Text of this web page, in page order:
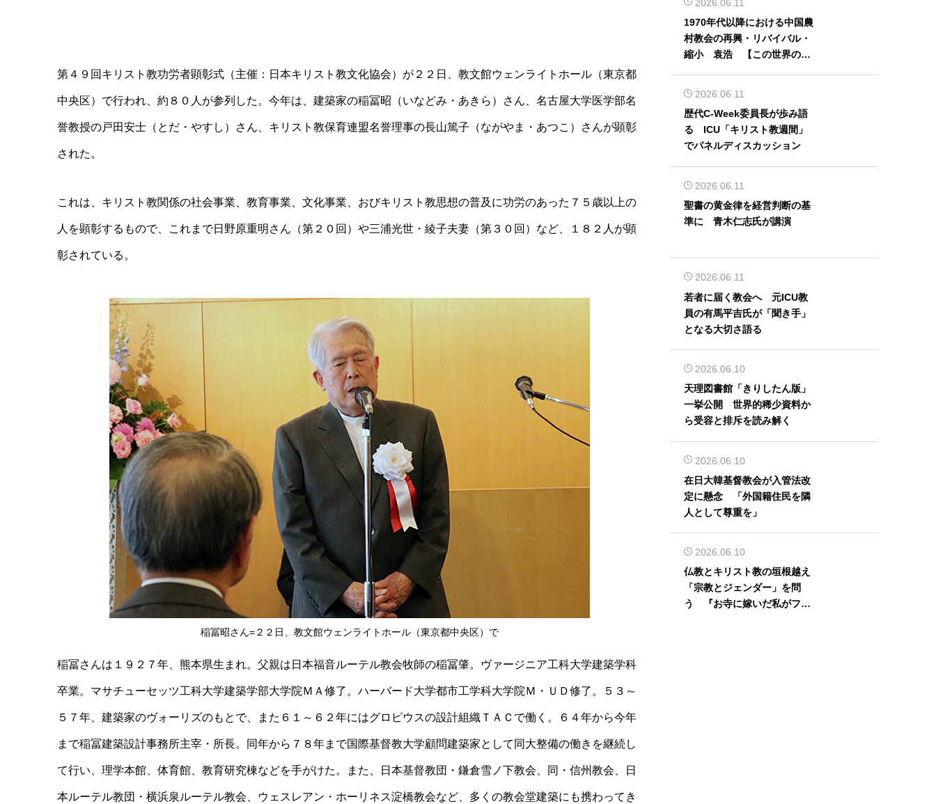
第４９回キリスト教功労者顕彰式（主催：日本キリスト教文化協会）が２２日、教文館ウェンライトホール（東京都
中央区）で行われ、約８０人が参列した。今年は、建築家の稲冨昭（いなどみ・あきら）さん、名古屋大学医学部名
誉教授の戸田安士（とだ・やすし）さん、キリスト教保育連盟名誉理事の長山篤子（ながやま・あつこ）さんが顕彰
された。
これは、キリスト教関係の社会事業、教育事業、文化事業、おびキリスト教思想の普及に功労のあった７５歳以上の
人を顕彰するもので、これまで日野原重明さん（第２０回）や三浦光世・綾子夫妻（第３０回）など、１８２人が顕
彰されている。
稲冨昭さん=２２日、教文館ウェンライトホール（東京都中央区）で
稲冨さんは１９２７年、熊本県生まれ。父親は日本福音ルーテル教会牧師の稲冨肇。ヴァージニア工科大学建築学科
卒業。マサチューセッツ工科大学建築学部大学院ＭＡ修了。ハーバード大学都市工学科大学院Ｍ・ＵＤ修了。５３～
５７年、建築家のヴォーリズのもとで、また６１～６２年にはグロピウスの設計組織ＴＡＣで働く。６４年から今年
まで稲冨建築設計事務所主宰・所長。同年から７８年まで国際基督教大学顧問建築家として同大整備の働きを継続し
て行い、理学本館、体育館、教育研究棟などを手がけた。また、日本基督教団・鎌倉雪ノ下教会、同・信州教会、日
本ルーテル教団・横浜泉ルーテル教会、ウェスレアン・ホーリネス淀橋教会など、多くの教会堂建築にも携わってき
2026.06.11
1970年代以降における中国農
村教会の再興・リバイバル・
縮小 袁浩 【この世界の片
2026.06.11
歴代C-Week委員長が歩み語
る ICU「キリスト教週間」
でパネルディスカッション
2026.06.11
聖書の黄金律を経営判断の基
準に 青木仁志氏が講演
2026.06.11
若者に届く教会へ 元ICU教
員の有馬平吉氏が「聞き手」
となる大切さ語る
2026.06.10
天理図書館「きりしたん版」
一挙公開 世界的稀少資料か
ら受容と排斥を読み解く
2026.06.10
在日大韓基督教会が入管法改
定に懸念 「外国籍住民を隣
人として尊重を」
2026.06.10
仏教とキリスト教の垣根越え
「宗教とジェンダー」を問
う 『お寺に嫁いだ私がフェ